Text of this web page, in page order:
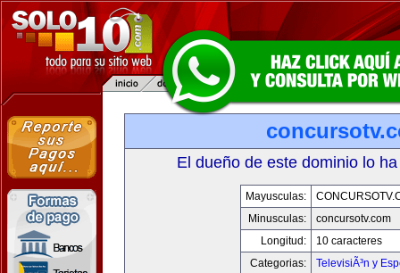
El dueño de este dominio lo
Mayusculas:
Minusculas:
concursotv.com
Longitud:
10 caracteres
Categorias:
TelevisiÃ³n y